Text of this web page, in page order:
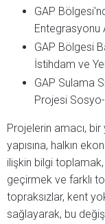
GAP
Entegrasyonu
GAP Bölgesi
İstihdam ve
GAP Sulama
Projesi Sosyo-
Projelerin amacı,
yapısına, halkın
ilişkin bilgi toplamak,
geçirmek ve farklı
topraksızlar, kent
sağlayarak, bu